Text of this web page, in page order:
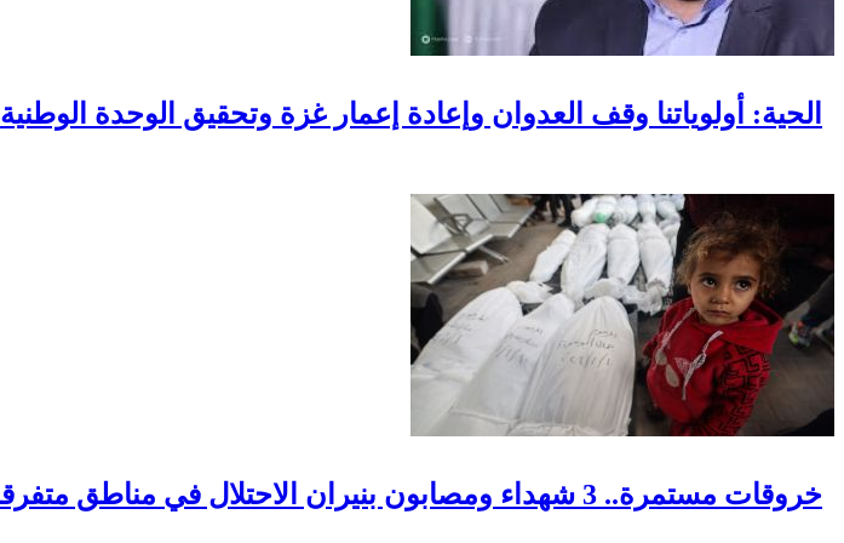
الحية: أولوياتنا وقف العدوان وإعادة إعمار غزة وتحقيق الوحدة الوطنية
خروقات مستمرة.. 3 شهداء ومصابون بنيران الاحتلال في مناطق متفرقة بالقطاع